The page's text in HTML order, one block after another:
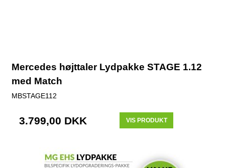
Mercedes højttaler Lydpakke STAGE 1.12
med Match
MBSTAGE112
3.799,00 DKK VIS PRODUKT